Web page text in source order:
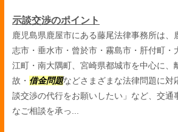
示談交渉のポイント
鹿児島県鹿屋市にある藤尾法律事務所は、
志市・垂水市・曾於市・霧島市・肝付町・
江町・南大隅町、宮崎県都城市を中心に、
故・ 借金問題などさまざまな法律問題に対
談交渉の代行をお願いしたい」など、交通
なご相談を承っ...